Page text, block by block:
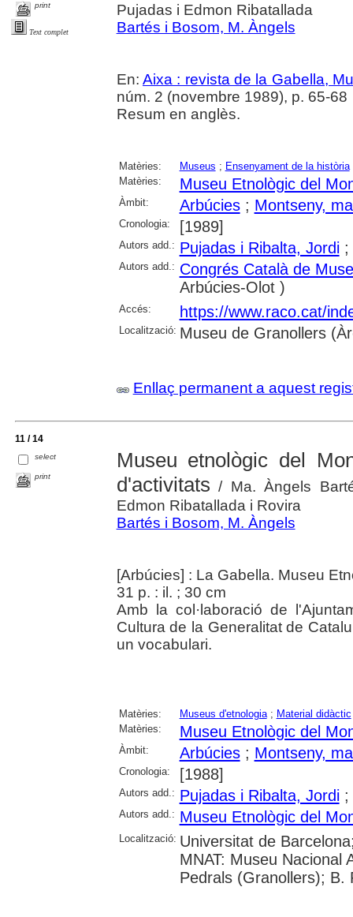
print
Text complet
Pujadas i Edmon Ribatallada
Bartés i Bosom, M. Àngels
En: Aixa : revista de la Gabella,
núm. 2 (novembre 1989), p. 65-68
Resum en anglès.
Matèries: Museus ; Ensenyament de la història
Matèries:
Museu Etnològic del
Àmbit: Arbúcies; Montseny,
Cronologia: [1989]
Autors add.: Pujadas i Ribalta, Jordi;
Autors add.: Congrés Català de
Arbúcies-Olot )
Accés: https://www.raco.cat/
Localització: Museu de Granollers
Enllaç permanent a aquest
11 / 14
select
print
Museu etnològic del
d'activitats / Ma. Àngels
Edmon Ribatallada i Rovira
Bartés i Bosom, M. Àngels
[Arbúcies] : La Gabella. Museu
31 p. : il. ; 30 cm
Amb la col·laboració de
Cultura de la Generalitat de
un vocabulari.
Matèries: Museus d'etnologia; Material didàctic
Matèries:
Museu Etnològic del
Àmbit: Arbúcies; Montseny,
Cronologia: [1988]
Autors add.: Pujadas i Ribalta, Jordi;
Autors add.: Museu Etnològic del
Localització: Universitat de
MNAT: Museu Nacional
Pedrals (Granollers); B.